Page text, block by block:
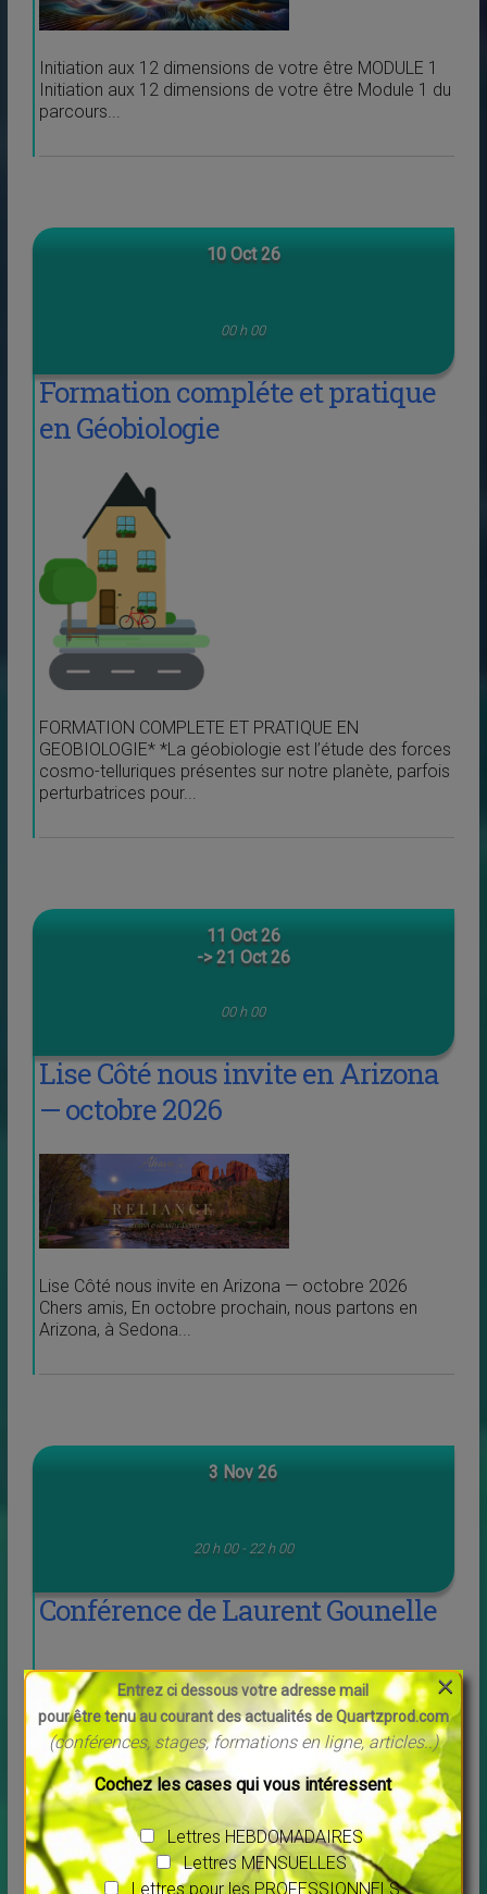
Initiation aux 12 dimensions de votre être MODULE 1
Initiation aux 12 dimensions de votre être Module 1 du
parcours...
10 Oct 26
00 h 00
Formation compléte et pratique
en Géobiologie
FORMATION COMPLETE ET PRATIQUE EN
GEOBIOLOGIE* *La géobiologie est l’étude des forces
cosmo-telluriques présentes sur notre planète, parfois
perturbatrices pour...
11 Oct 26
-> 21 Oct 26
00 h 00
Lise Côté nous invite en Arizona
— octobre 2026
Lise Côté nous invite en Arizona — octobre 2026
Chers amis, En octobre prochain, nous partons en
Arizona, à Sedona...
3 Nov 26
20 h 00 - 22 h 00
Conférence de Laurent Gounelle
Entrez ci dessous votre adresse mail
pour être tenu au courant des actualités de Quartzprod.com
(conférences, stages, formations en ligne, articles..)
Cochez les cases qui vous intéressent
Lettres HEBDOMADAIRES
Lettres MENSUELLES
Lettres pour les PROFESSIONNELS
×